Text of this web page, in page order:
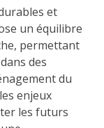
et
un équilibre
permettant
des
du
enjeux
les futurs